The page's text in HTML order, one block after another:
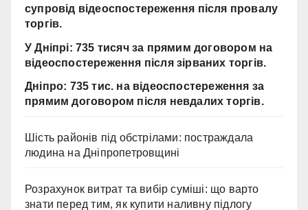
супровід відеоспостереження після провалу
торгів.
У Дніпрі: 735 тисяч за прямим договором на
відеоспостереження після зірваних торгів.
Дніпро: 735 тис. на відеоспостереження за
прямим договором після невдалих торгів.
Шість районів під обстрілами: постраждала
людина на Дніпропетровщині
Розрахунок витрат та вибір суміші: що варто
знати перед тим, як купити наливну підлогу